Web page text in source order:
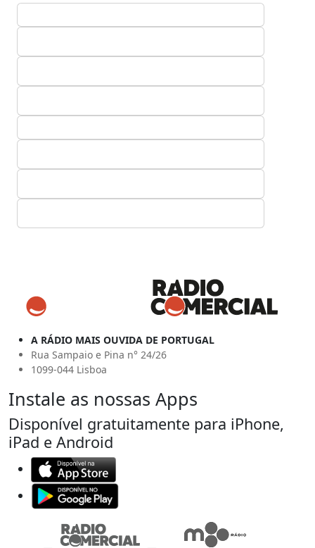
A RÁDIO MAIS OUVIDA DE PORTUGAL
Rua Sampaio e Pina n° 24/26
1099-044 Lisboa
Instale as nossas Apps
Disponível gratuitamente para iPhone,
iPad e Android